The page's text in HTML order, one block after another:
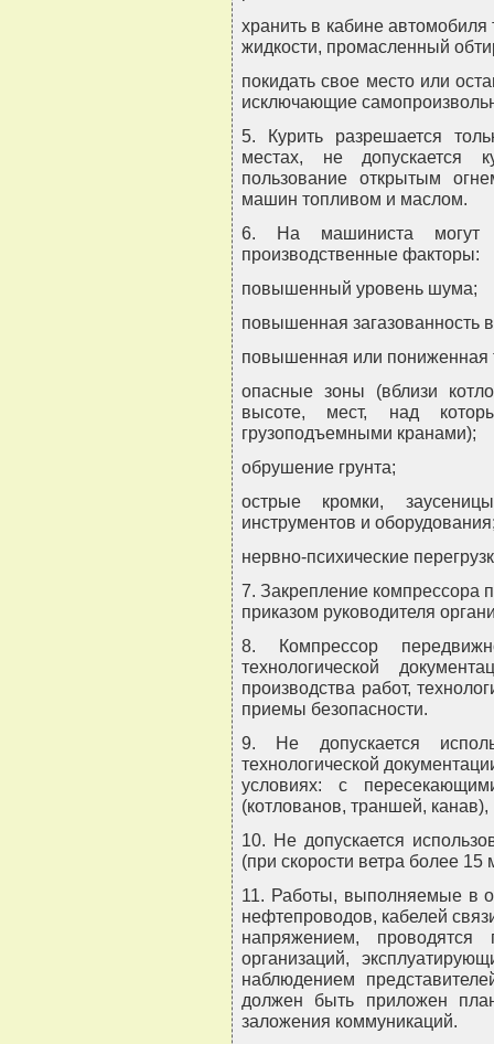
хранить в кабине
жидкости, промасленный
покидать свое место или
исключающие
5. Курить разрешается
местах, не допускается
пользование открытым
машин топливом и маслом.
6. На машиниста могут
производственные факторы:
повышенный уровень шума;
повышенная загазованность
повышенная или пониженная
опасные зоны (вблизи
высоте, мест, над
грузоподъемными кранами);
обрушение грунта;
острые кромки,
инструментов и
нервно-психические
7. Закрепление компрессора
приказом руководителя
8. Компрессор
технологической
производства работ,
приемы безопасности.
9. Не допускается
технологической
условиях: с
(котлованов, траншей,
10. Не допускается
(при скорости ветра более 15
11. Работы, выполняемые в
нефтепроводов, кабелей
напряжением,
организаций,
наблюдением
должен быть приложен
заложения коммуникаций.